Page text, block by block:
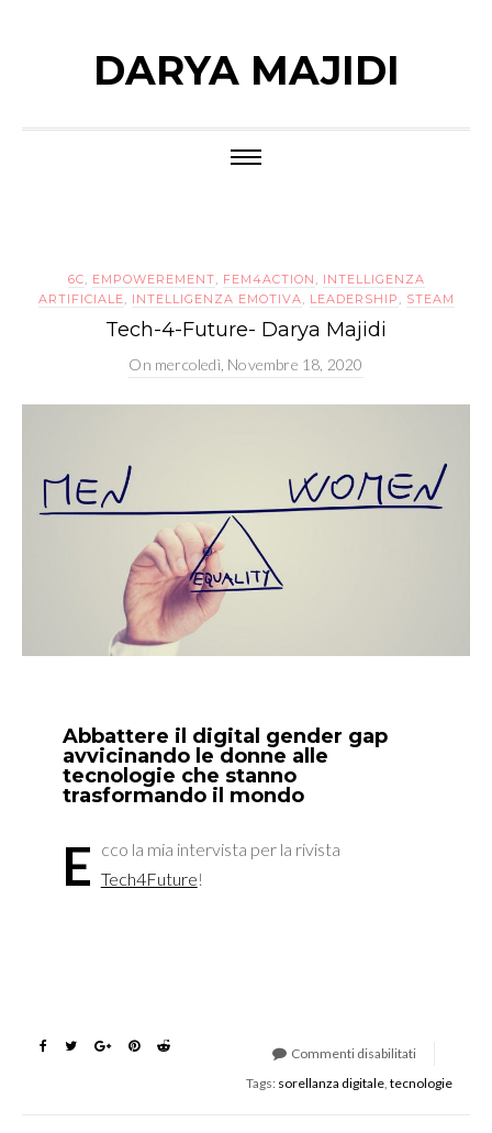
DARYA MAJIDI
6C, EMPOWEREMENT, FEM4ACTION , INTELLIGENZA
ARTIFICIALE, INTELLIGENZA EMOTIVA, LEADERSHIP , STEAM
Tech-4-Future- Darya Majidi
On mercoledì, Novembre 18, 2020
Abbattere il digital gender gap
avvicinando le donne alle
tecnologie che stanno
trasformando il mondo
E cco la mia intervista per la rivista
Tech4Future!
Commenti disabilitati
Tags: sorellanza digitale, tecnologie